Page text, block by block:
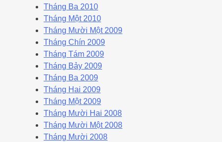
Tháng Ba 2010
Tháng Một 2010
Tháng Mười Một 2009
Tháng Chín 2009
Tháng Tám 2009
Tháng Bảy 2009
Tháng Ba 2009
Tháng Hai 2009
Tháng Một 2009
Tháng Mười Hai 2008
Tháng Mười Một 2008
Tháng Mười 2008